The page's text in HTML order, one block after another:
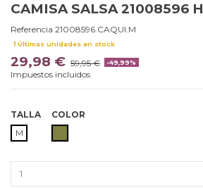
CAMISA SALSA 21008596 H
Referencia 21008596.CAQUI.M
Últimas unidades en stock
29,98 € 59,95 € -49,99%
Impuestos incluidos
TALLA
M
COLOR